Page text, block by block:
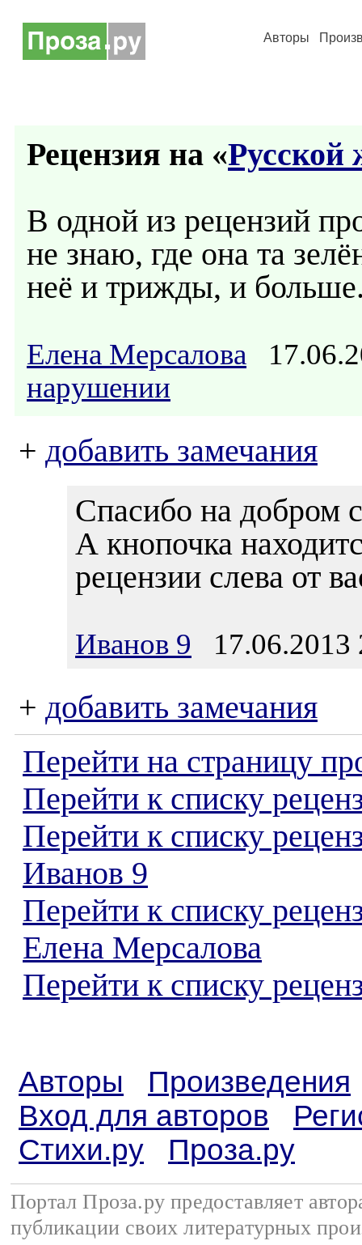
Авторы
Рецензия на «Русской
В одной из рецензий
не знаю, где она та
неё и трижды, и
Елена Мерсалова
нарушении
+ добавить замечания
Спасибо на добром
А кнопочка
рецензии слева от
Иванов 9 17.06.2013
+ добавить замечания
Перейти на страницу
Перейти к списку
Перейти к списку
Иванов 9
Перейти к списку
Елена Мерсалова
Перейти к списку
Авторы
Произведения
Вход для авторов
Стихи.ру
Проза.ру
Портал Проза.ру предоставляет
публикации своих литературных